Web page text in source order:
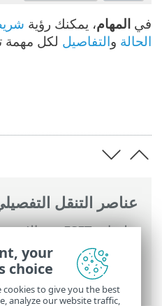
عناصر التنقل
تعليمات ESET عبر الإنترنت
استخدام ‎ESET PROTECT
ESET PROTECT
>المهام
تحديث نظام التشغيل
في المهام، يمكنك رؤية
الحالة والتفاصيل لكل مهمة
your
choice
cookies to give you the best
analyze our website traffic,